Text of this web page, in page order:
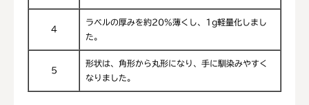
4
ラベルの厚みを約20%薄くし、1g軽量化しまし
た。
5
形状は、角形から丸形になり、手に馴染みやすく
なりました。